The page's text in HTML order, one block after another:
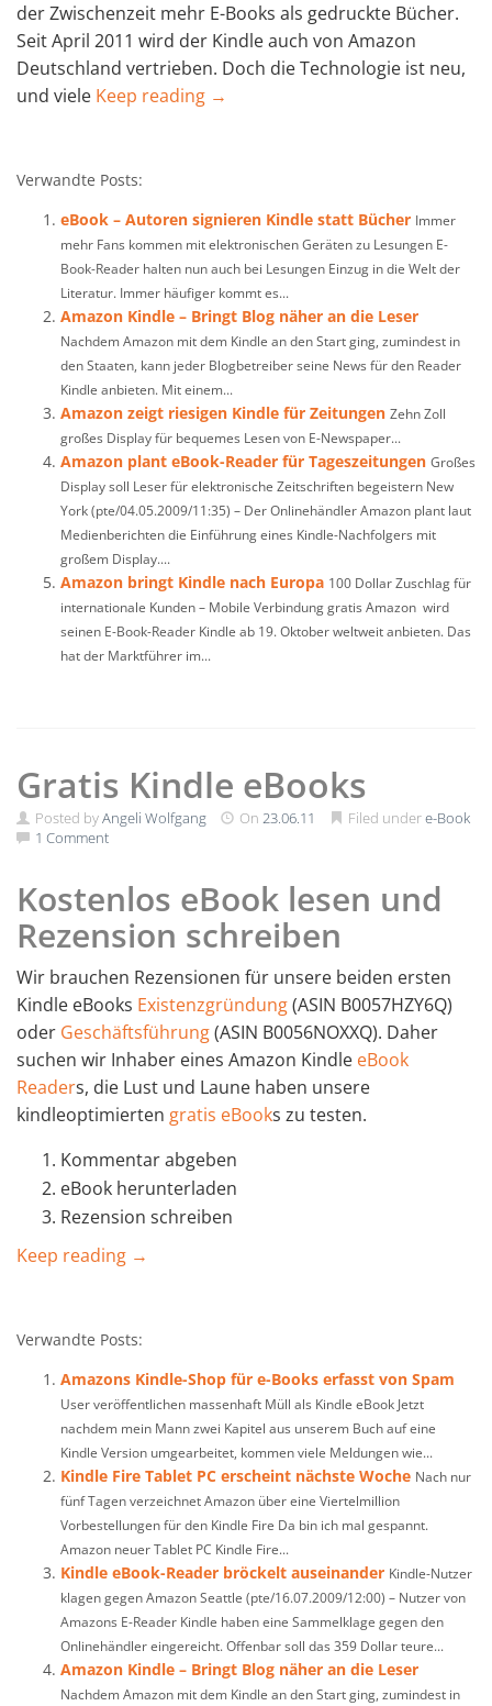
der Zwischenzeit mehr E-Books als gedruckte Bücher.
Seit April 2011 wird der Kindle auch von Amazon
Deutschland vertrieben. Doch die Technologie ist neu,
und viele Keep reading →
Verwandte Posts:
eBook – Autoren signieren Kindle statt Bücher Immer
mehr Fans kommen mit elektronischen Geräten zu Lesungen E-
Book-Reader halten nun auch bei Lesungen Einzug in die Welt der
Literatur. Immer häufiger kommt es...
Amazon Kindle – Bringt Blog näher an die Leser
Nachdem Amazon mit dem Kindle an den Start ging, zumindest in
den Staaten, kann jeder Blogbetreiber seine News für den Reader
Kindle anbieten. Mit einem...
Amazon zeigt riesigen Kindle für Zeitungen Zehn Zoll
großes Display für bequemes Lesen von E-Newspaper...
Amazon plant eBook-Reader für Tageszeitungen Großes
Display soll Leser für elektronische Zeitschriften begeistern New
York (pte/04.05.2009/11:35) – Der Onlinehändler Amazon plant laut
Medienberichten die Einführung eines Kindle-Nachfolgers mit
großem Display....
Amazon bringt Kindle nach Europa 100 Dollar Zuschlag für
internationale Kunden – Mobile Verbindung gratis Amazon wird
seinen E-Book-Reader Kindle ab 19. Oktober weltweit anbieten. Das
hat der Marktführer im...
Gratis Kindle eBooks
Posted byAngeli Wolfgang On 23.06.11 Filed undere-Book
1 Comment
Kostenlos eBook lesen und
Rezension schreiben
Wir brauchen Rezensionen für unsere beiden ersten
Kindle eBooks Existenzgründung(ASIN B0057HZY6Q)
oder Geschäftsführung(ASIN B0056NOXXQ). Daher
suchen wir Inhaber eines Amazon Kindle eBook
Readers, die Lust und Laune haben unsere
kindleoptimierten gratis eBooks zu testen.
Kommentar abgeben
eBook herunterladen
Rezension schreiben
Keep reading →
Verwandte Posts:
Amazons Kindle-Shop für e-Books erfasst von Spam
User veröffentlichen massenhaft Müll als Kindle eBook Jetzt
nachdem mein Mann zwei Kapitel aus unserem Buch auf eine
Kindle Version umgearbeitet, kommen viele Meldungen wie...
Kindle Fire Tablet PC erscheint nächste Woche Nach nur
fünf Tagen verzeichnet Amazon über eine Viertelmillion
Vorbestellungen für den Kindle Fire Da bin ich mal gespannt.
Amazon neuer Tablet PC Kindle Fire...
Kindle eBook-Reader bröckelt auseinander Kindle-Nutzer
klagen gegen Amazon Seattle (pte/16.07.2009/12:00) – Nutzer von
Amazons E-Reader Kindle haben eine Sammelklage gegen den
Onlinehändler eingereicht. Offenbar soll das 359 Dollar teure...
Amazon Kindle – Bringt Blog näher an die Leser
Nachdem Amazon mit dem Kindle an den Start ging, zumindest in